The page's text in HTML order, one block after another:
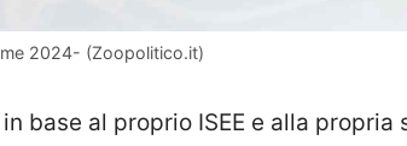
2024- (Zoopolitico.it)
in base al proprio ISEE e alla